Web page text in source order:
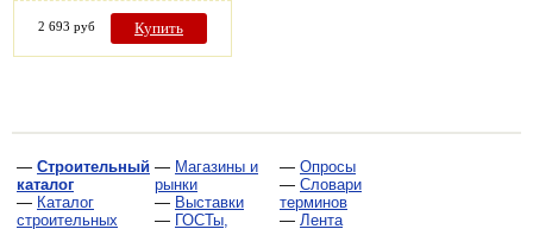
2 693 руб Купить
— Строительный
каталог
— Каталог
строительных
— Магазины и
рынки
— Выставки
— ГОСТы,
— Опросы
— Словари
терминов
— Лента